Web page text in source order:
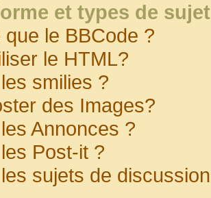
et types de
le BBCode ?
le HTML?
smilies ?
des Images?
Annonces ?
Post-it ?
sujets de